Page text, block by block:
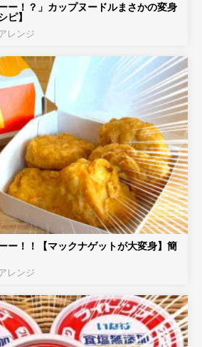
ー！？」カップヌードルまさかの変身
ピ】
レンジ
！！【マックナゲットが大変身】簡
レンジ